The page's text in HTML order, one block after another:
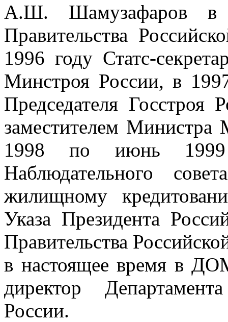
А.Ш. Шамузафаров в
Правительства
1996 году Статс-
Минстроя России, в
Председателя
заместителем Министра
1998 по июнь 1999
Наблюдательного
жилищному
Указа Президента
Правительства
в настоящее время в
директор
России.